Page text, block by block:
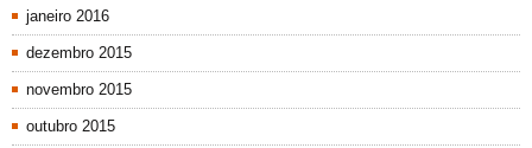
janeiro 2016
dezembro 2015
novembro 2015
outubro 2015